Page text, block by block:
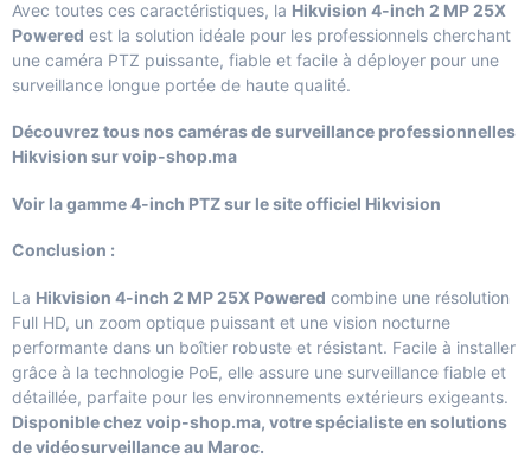
Avec toutes ces caractéristiques, la Hikvision 4-inch 2 MP 25X
Powered est la solution idéale pour les professionnels cherchant
une caméra PTZ puissante, fiable et facile à déployer pour une
surveillance longue portée de haute qualité.
Découvrez tous noscaméras de surveillance professionnelles
Hikvision sur voip-shop.ma
Voir la gamme 4-inch PTZ sur le site officiel Hikvision
Conclusion :
La Hikvision 4-inch 2 MP 25X Powered combine une résolution
Full HD, un zoom optique puissant et une vision nocturne
performante dans un boîtier robuste et résistant. Facile à installer
grâce à la technologie PoE, elle assure une surveillance fiable et
détaillée, parfaite pour les environnements extérieurs exigeants.
Disponible chez voip-shop.ma, votre spécialiste en solutions
de vidéosurveillance au Maroc.